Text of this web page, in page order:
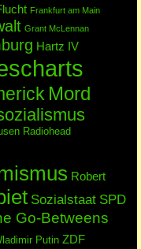
Frankfurt am Main
Grant McLennan
Hartz IV
Mord
Radiohead
Robert
Sozialstaat SPD
Go-Betweens
Putin ZDF